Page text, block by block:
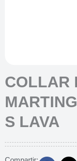
COLLAR
S LAVA